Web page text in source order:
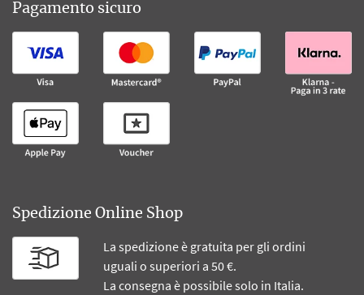
Pagamento sicuro
Spedizione Online Shop
La spedizione è gratuita per gli ordini
uguali o superiori a 50 €.
La consegna è possibile solo in Italia.